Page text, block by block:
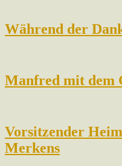
Während der
Manfred mit dem
Vorsitzender
Merkens